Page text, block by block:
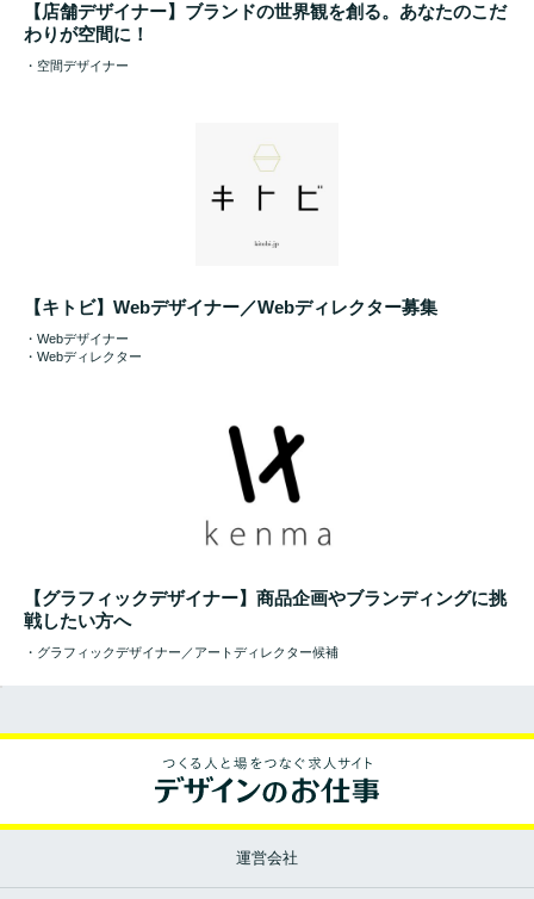
【店舗デザイナー】ブランドの世界観を創る。あなたのこだ
わりが空間に！
・空間デザイナー
【キトビ】Webデザイナー／Webディレクター募集
・Webデザイナー
・Webディレクター
【グラフィックデザイナー】商品企画やブランディングに挑
戦したい方へ
・グラフィックデザイナー／アートディレクター候補
運営会社